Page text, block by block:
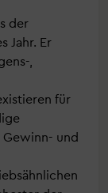
der
Jahr. Er
,
für
Gewinn- und